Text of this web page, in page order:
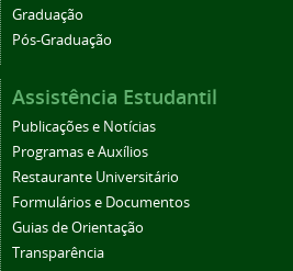
Graduação
Pós-Graduação
Assistência Estudantil
Publicações e Notícias
Programas e Auxílios
Restaurante Universitário
Formulários e Documentos
Guias de Orientação
Transparência